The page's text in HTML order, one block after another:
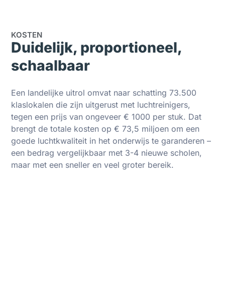
KOSTEN
Duidelijk, proportioneel,
schaalbaar
Een landelijke uitrol omvat naar schatting 73.500
klaslokalen die zijn uitgerust met luchtreinigers,
tegen een prijs van ongeveer € 1000 per stuk. Dat
brengt de totale kosten op € 73,5 miljoen om een
goede luchtkwaliteit in het onderwijs te garanderen –
een bedrag vergelijkbaar met 3-4 nieuwe scholen,
maar met een sneller en veel groter bereik.